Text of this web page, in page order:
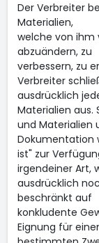
Der Verbreiter
Materialien,
welche von ihm
abzuändern, zu
verbessern, zu
Verbreiter
ausdrücklich
Materialien aus.
und Materialien
Dokumentation
ist" zur
irgendeiner Art,
ausdrücklich
beschränkt auf
konkludente
Eignung für